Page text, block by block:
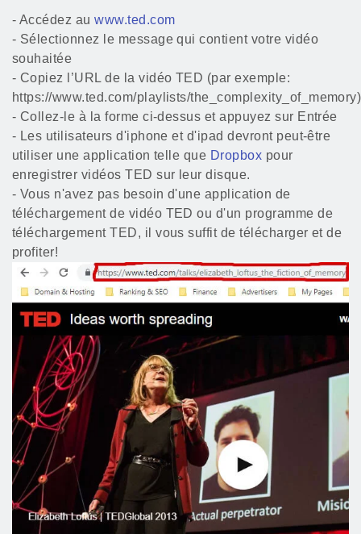
- Accédez auwww.ted.com
- Sélectionnez le message qui contient votre vidéo
souhaitée
- Copiez l’URL de la vidéo TED (par exemple:
https://www.ted.com/playlists/the_complexity_of_memory)
- Collez-le à la forme ci-dessus et appuyez sur Entrée
- Les utilisateurs d'iphone et d'ipad devront peut-être
utiliser une application telle que Dropbox pour
enregistrer vidéos TED sur leur disque.
- Vous n'avez pas besoin d'une application de
téléchargement de vidéo TED ou d'un programme de
téléchargement TED, il vous suffit de télécharger et de
profiter!